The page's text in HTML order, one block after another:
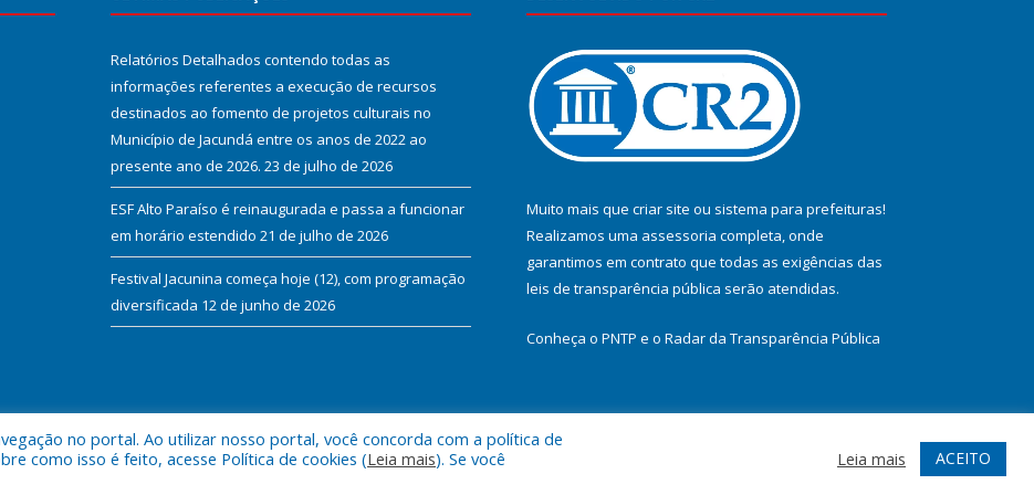
Relatórios Detalhados contendo todas as
informações referentes a execução de recursos
destinados ao fomento de projetos culturais no
Município de Jacundá entre os anos de 2022 ao
presente ano de 2026. 23 de julho de 2026
ESF Alto Paraíso é reinaugurada e passa a funcionar
em horário estendido 21 de julho de 2026
Festival Jacunina começa hoje (12), com programação
diversificada 12 de junho de 2026
Muito mais que criar site ou sistema para prefeituras!
Realizamos uma assessoria completa, onde
garantimos em contrato que todas as exigências das
leis de transparência pública serão atendidas.
Conheça o PNTP e o Radar da Transparência Pública
de Jacundá. Mapa do Site Acessar Webmail
no portal. Ao utilizar nosso portal, você concorda com a política de
como isso é feito, acesse Política de cookies (Leia mais). Se você
Leia mais ACEITO